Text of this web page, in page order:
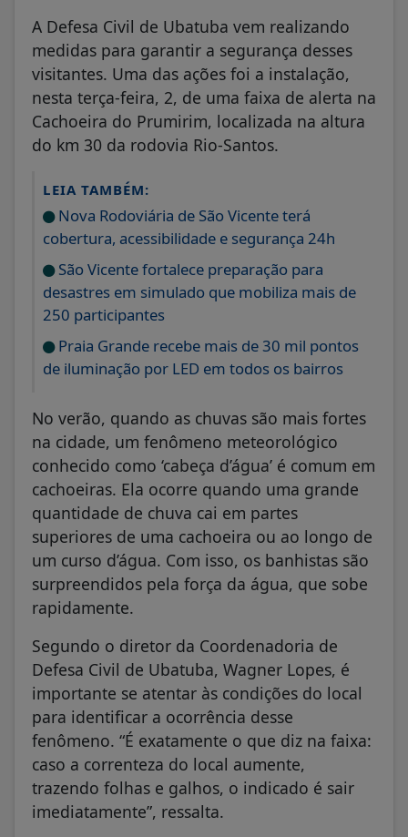
A Defesa Civil de Ubatuba vem realizando
medidas para garantir a segurança desses
visitantes. Uma das ações foi a instalação,
nesta terça-feira, 2, de uma faixa de alerta na
Cachoeira do Prumirim, localizada na altura
do km 30 da rodovia Rio-Santos.
LEIA TAMBÉM:
Nova Rodoviária de São Vicente terá
cobertura, acessibilidade e segurança 24h
São Vicente fortalece preparação para
desastres em simulado que mobiliza mais de
250 participantes
Praia Grande recebe mais de 30 mil pontos
de iluminação por LED em todos os bairros
No verão, quando as chuvas são mais fortes
na cidade, um fenômeno meteorológico
conhecido como ‘cabeça d’água’ é comum em
cachoeiras. Ela ocorre quando uma grande
quantidade de chuva cai em partes
superiores de uma cachoeira ou ao longo de
um curso d’água. Com isso, os banhistas são
surpreendidos pela força da água, que sobe
rapidamente.
Segundo o diretor da Coordenadoria de
Defesa Civil de Ubatuba, Wagner Lopes, é
importante se atentar às condições do local
para identificar a ocorrência desse
fenômeno. “É exatamente o que diz na faixa:
caso a correnteza do local aumente,
trazendo folhas e galhos, o indicado é sair
imediatamente”, ressalta.